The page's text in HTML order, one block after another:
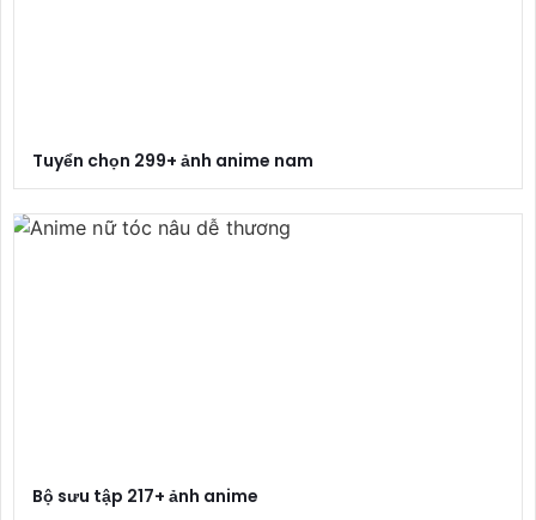
Tuyển chọn 299+ ảnh anime nam
Bộ sưu tập 217+ ảnh anime